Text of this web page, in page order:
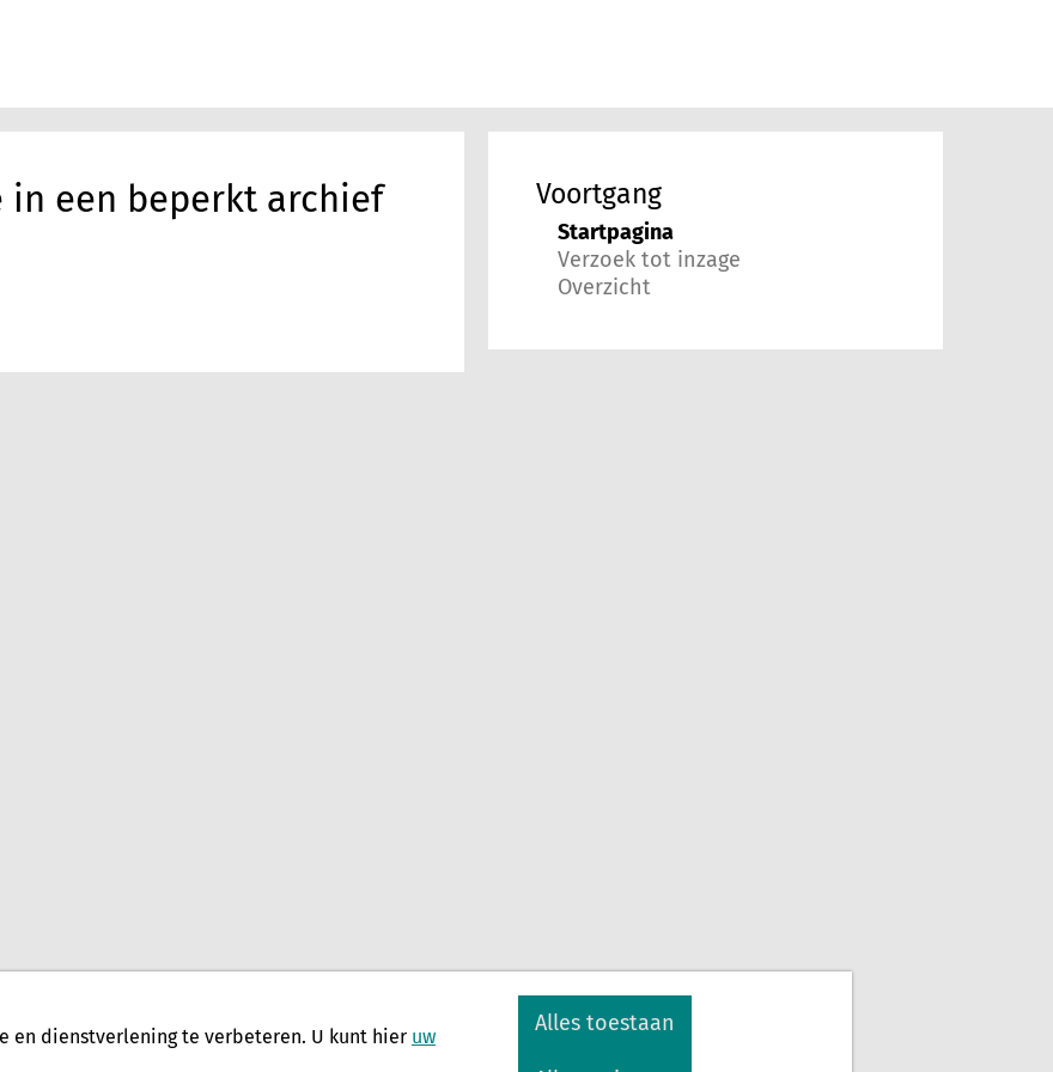
in een beperkt archief Voortgang
Startpagina
Verzoek tot inzage
Overzicht
en dienstverlening te verbeteren. U kunt hier uw
Alles toestaan